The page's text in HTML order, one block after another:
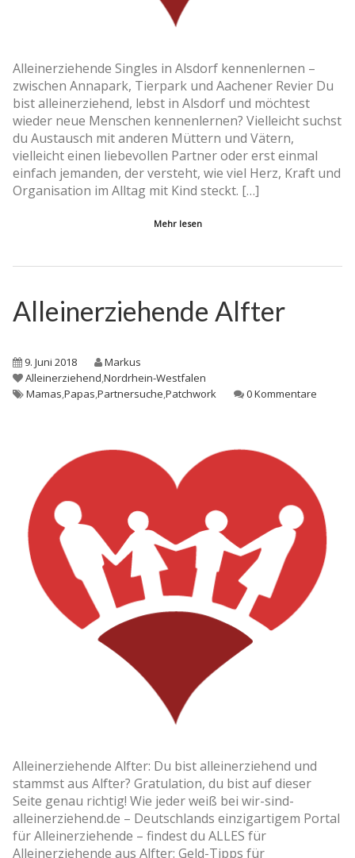
Alleinerziehende Singles in Alsdorf kennenlernen –
zwischen Annapark, Tierpark und Aachener Revier Du
bist alleinerziehend, lebst in Alsdorf und möchtest
wieder neue Menschen kennenlernen? Vielleicht suchst
du Austausch mit anderen Müttern und Vätern,
vielleicht einen liebevollen Partner oder erst einmal
einfach jemanden, der versteht, wie viel Herz, Kraft und
Organisation im Alltag mit Kind steckt. […]
Mehr lesen
Alleinerziehende Alfter
9. Juni 2018
Markus
Alleinerziehend,Nordrhein-Westfalen
Mamas,Papas,Partnersuche,Patchwork 0 Kommentare
Alleinerziehende Alfter: Du bist alleinerziehend und
stammst aus Alfter? Gratulation, du bist auf dieser
Seite genau richtig! Wie jeder weiß bei wir-sind-
alleinerziehend.de – Deutschlands einzigartigem Portal
für Alleinerziehende – findest du ALLES für
Alleinerziehende aus Alfter: Geld-Tipps für